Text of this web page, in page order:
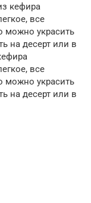
кефира
все
можно украсить
на десерт или в
все
можно украсить
на десерт или в